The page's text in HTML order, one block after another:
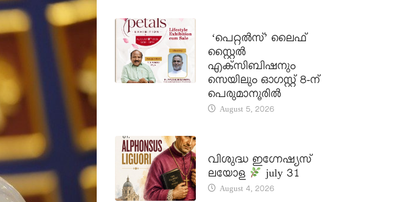
‘പെറ്റൽസ്’ ലൈഫ്
സ്റ്റൈൽ
എക്സിബിഷനും
സെയിലും ഓഗസ്റ്റ് 8-ന്
പെരുമാനൂരിൽ
August 5, 2026
വിശുദ്ധ ഇഗ്നേഷ്യസ്
ലയോള
july 31
August 4, 2026